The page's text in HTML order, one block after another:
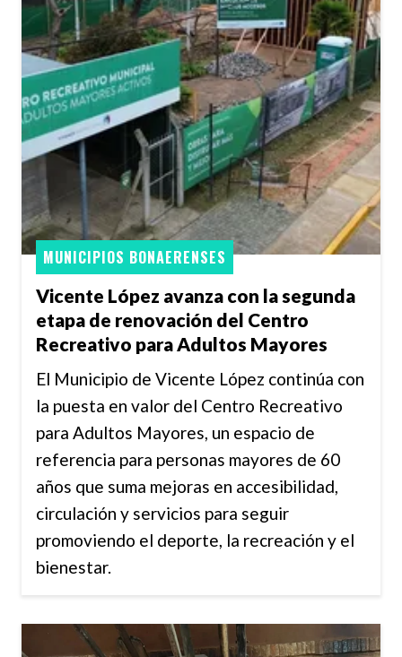
Vicente López avanza con la segunda
etapa de renovación del Centro
Recreativo para Adultos Mayores
MUNICIPIOS BONAERENSES
El Municipio de Vicente López continúa con
la puesta en valor del Centro Recreativo
para Adultos Mayores, un espacio de
referencia para personas mayores de 60
años que suma mejoras en accesibilidad,
circulación y servicios para seguir
promoviendo el deporte, la recreación y el
bienestar.